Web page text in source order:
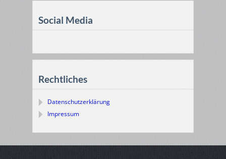
Social Media
Rechtliches
Datenschutzerklärung
Impressum